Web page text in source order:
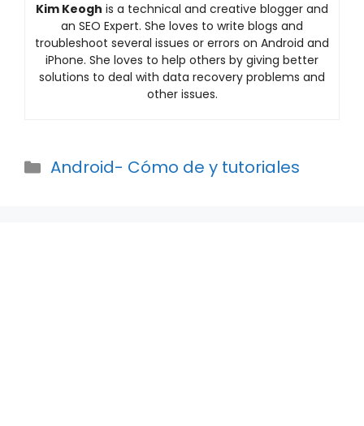
Kim Keogh is a technical and creative blogger and
an SEO Expert. She loves to write blogs and
troubleshoot several issues or errors on Android and
iPhone. She loves to help others by giving better
solutions to deal with data recovery problems and
other issues.
Categories
Android- Cómo de y tutoriales